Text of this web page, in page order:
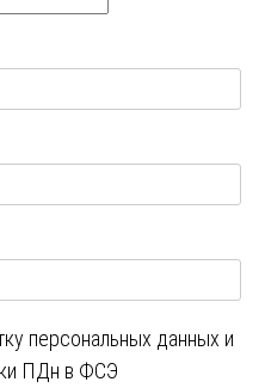
персональных данных и
ПДн в ФСЭ